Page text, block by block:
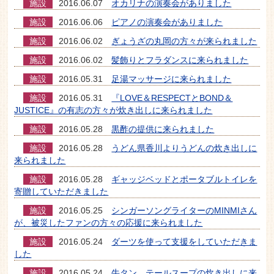
施設 2016.06.07 オカリナの演奏会がありました
施設
2016.06.06 ピアノの演奏会がありました
施設
2016.06.02 ぎょうざの丸岡の方々が来られました
施設
2016.06.02髪飾りとフラダンスに来られました
施設
2016.05.31 足湯マッサージに来られました
施設
2016.05.31
『LOVE＆RESPECTとBOND＆
JUSTICE』の有志の方々が炊き出しに来られました
施設
2016.05.28黒酢の提供に来られました
施設
2016.05.28 うどん県香川よりうどんの炊き出しに
来られました
施設
2016.05.28 ギャッジベッドとポータブルトイレを
寄贈していただきました
施設
2016.05.25 シンガーソングライターのMINMIさん
が、被災したファンの方々の応援に来られました
施設
2016.05.24 ダーツを使って支援をしていただきま
した